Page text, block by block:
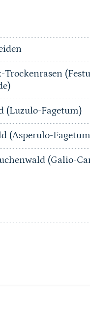
(Luzulo-Fagetum)
(Asperulo-
(Galio-